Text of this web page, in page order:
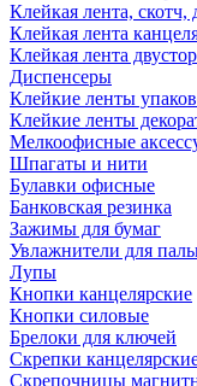
Клейкая лента, скотч,
Клейкая лента
Клейкая лента
Диспенсеры
Клейкие ленты
Клейкие ленты
Мелкоофисные
Шпагаты и нити
Булавки офисные
Банковская резинка
Зажимы для бумаг
Увлажнители для
Лупы
Кнопки канцелярские
Кнопки силовые
Брелоки для ключей
Скрепки
Скрепочницы